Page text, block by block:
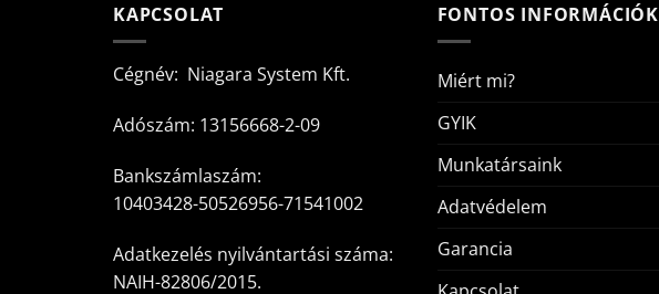
KAPCSOLAT
Cégnév: Niagara System Kft.
Adószám: 13156668-2-09
Bankszámlaszám:
10403428-50526956-71541002
Adatkezelés nyilvántartási száma:
NAIH-82806/2015.
FONTOS INFORMÁCIÓK
Miért mi?
GYIK
Munkatársaink
Adatvédelem
Garancia